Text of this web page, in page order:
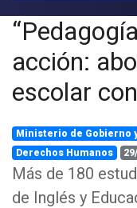
acción:
escolar
Ministerio de Gobierno
Derechos Humanos
Más de 180
de Inglés y